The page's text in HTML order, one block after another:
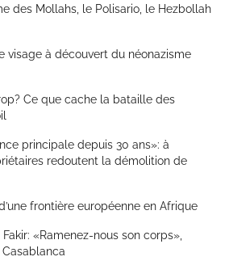
des Mollahs, le Polisario, le Hezbollah
visage à découvert du néonazisme
Ce que cache la bataille des
principale depuis 30 ans»: à
redoutent la démolition de
frontière européenne en Afrique
«Ramenez-nous son corps»,